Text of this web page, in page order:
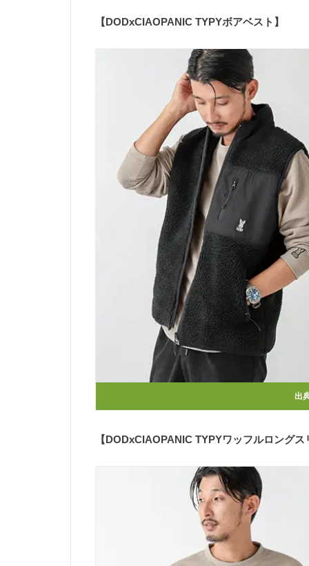
【DODxCIAOPANIC TYPYボアベスト】
出
【DODxCIAOPANIC TYPYワッフルロングス